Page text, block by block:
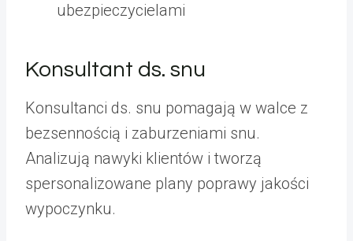
ubezpieczycielami
Konsultant ds. snu
Konsultanci ds. snu pomagają w walce z
bezsennością i zaburzeniami snu.
Analizują nawyki klientów i tworzą
spersonalizowane plany poprawy jakości
wypoczynku.